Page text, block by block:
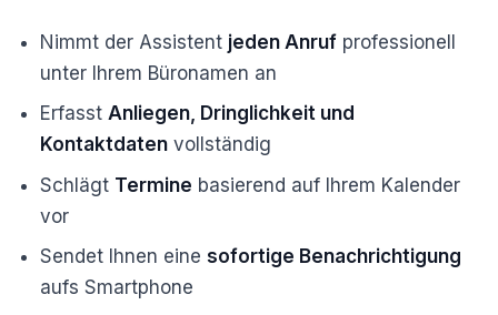
Nimmt der Assistent jeden Anruf professionell
unter Ihrem Büronamen an
ErfasstAnliegen, Dringlichkeit und
Kontaktdaten vollständig
Schlägt Termine basierend auf Ihrem Kalender
vor
Sendet Ihnen einesofortige Benachrichtigung
aufs Smartphone